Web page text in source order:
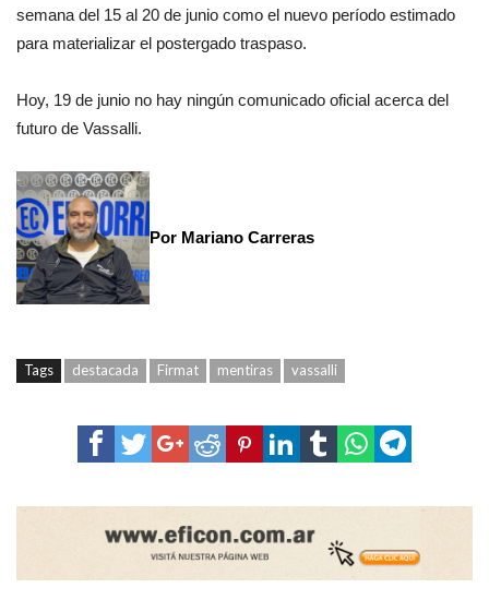
semana del 15 al 20 de junio como el nuevo período estimado
para materializar el postergado traspaso.
Hoy, 19 de junio no hay ningún comunicado oficial acerca del
futuro de Vassalli.
Por Mariano Carreras
Tags destacada Firmat mentiras vassalli